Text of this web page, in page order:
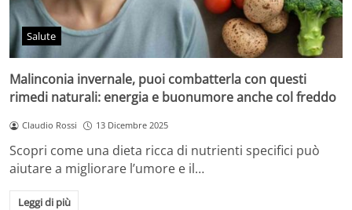
Salute
Malinconia invernale, puoi combatterla con questi
rimedi naturali: energia e buonumore anche col freddo
Claudio Rossi 13 Dicembre 2025
Scopri come una dieta ricca di nutrienti specifici può
aiutare a migliorare l’umore e il…
Leggi di più